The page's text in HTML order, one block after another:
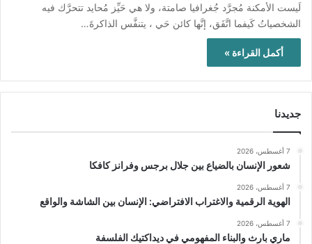
لَيست الأمكنة مُجرَّد جُغرافيا صامتة، ولا هي حَيِّز مُحايد تتحرَّك فيه
الشخصياتُ كَيفما اتَّفَق، إنَّها كائن حَي ، يتنفَّس الذاكرةَ…
أكمل القراءة »
جديدنا
7 أغسطس، 2026
شعور الإنسان بالضياع بين جلال برجس وفرانز كافكا
7 أغسطس، 2026
الهوية الرقمية والاغتراب الافتراضي: الإنسان بين الشاشة والواقع
7 أغسطس، 2026
ماري بارث والبناء المفهومي في ديداكتيك الفلسفة